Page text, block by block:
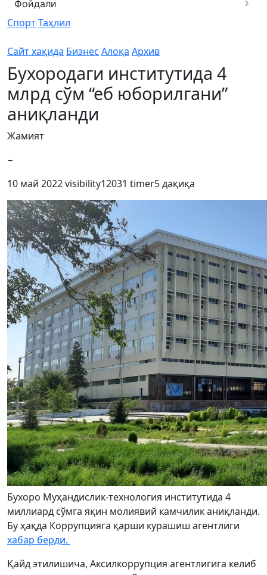
Фойдали
СпортТаҳлил
Сайт хақида Бизнес Алоқа Архив
Бухородаги институтида 4
млрд сўм “еб юборилгани”
аниқланди
Жамият
−
10 май 2022visibility12031 timer5 дақиқа
Бухоро Муҳандислик-технология институтида 4
миллиард сўмга яқин молиявий камчилик аниқланди.
Бу ҳақда Коррупцияга қарши курашиш агентлиги
хабар берди.
Қайд этилишича, Аксилкоррупция агентлигига келиб